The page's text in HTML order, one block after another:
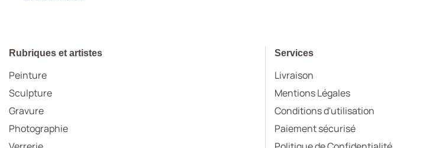
Rubriques et artistes
Peinture
Sculpture
Gravure
Photographie
Services
Livraison
Mentions Légales
Conditions d'utilisation
Paiement sécurisé